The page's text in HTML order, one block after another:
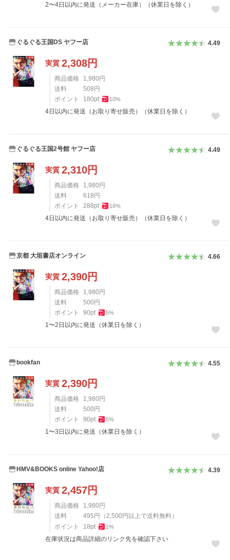
2〜4日以内に発送（メーカー在庫）（休業日を除く）
ぐるぐる王国DS ヤフー店 4.49
実質 2,308円
商品価格 1,980 円
送料
508 円
ポイント
180pt 10%
4日以内に発送（お取り寄せ販売）（休業日を除く）
ぐるぐる王国2号館 ヤフー店 4.49
実質 2,310円
商品価格 1,980 円
送料
618 円
ポイント
288pt 16%
4日以内に発送（お取り寄せ販売）（休業日を除く）
京都 大垣書店オンライン 4.66
実質 2,390円
商品価格 1,980 円
送料
500 円
ポイント
90pt 5%
1〜2日以内に発送（休業日を除く）
bookfan 4.55
実質 2,390円
商品価格 1,980 円
送料
500 円
ポイント
90pt 5%
1〜3日以内に発送（休業日を除く）
HMV&BOOKS online Yahoo!店 4.39
実質 2,457円
商品価格 1,980 円
送料
495 円 （2,500 円以上で送料無料）
ポイント
18pt 1%
在庫状況は商品詳細のリンク先を確認下さい